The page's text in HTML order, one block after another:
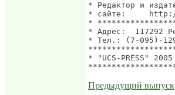
Предыдущий выпуск